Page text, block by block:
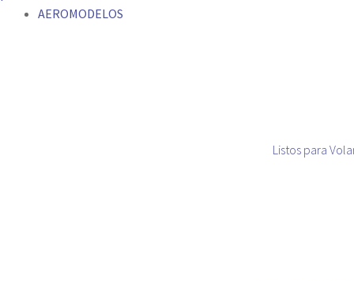
AEROMODELOS
Listos para